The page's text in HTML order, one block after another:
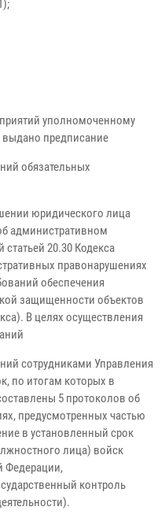
уполномоченному
предписание
обязательных
юридического лица
административном
20.30 Кодекса
правонарушениях
обеспечения
защищенности объектов
В целях осуществления
сотрудниками Управления
по итогам которых в
5 протоколов об
предусмотренных частью
в установленный срок
лица) войск
Федерации,
контроль